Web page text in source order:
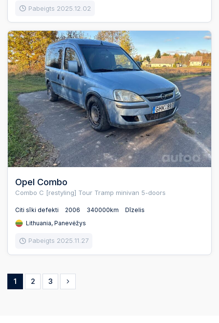
Pabeigts 2025.12.02
Opel Combo
Combo C [restyling] Tour Tramp minivan 5-doors
Citi sīki defekti 2006 340000km
Dīzelis
Lithuania, Panevėžys
Pabeigts 2025.11.27
1 2 3